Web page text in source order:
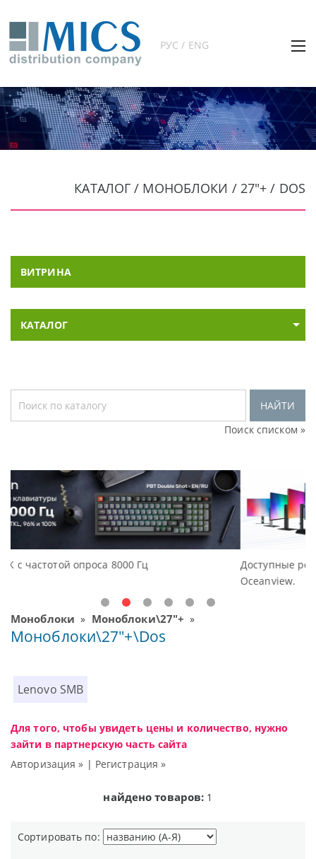
РУС / ENG
КАТАЛОГ / МОНОБЛОКИ / 27"+ / DOS
ВИТРИНА
КАТАЛОГ
НАЙТИ
Поиск списком »
Доступные решения начального уровня,
Моноблоки » Моноблоки\27"+ »
Моноблоки\27"+\Dos
Lenovo SMB
Для того, чтобы увидеть цены и количество, нужно
зайти в партнерскую часть сайта
Авторизация » | Регистрация »
найдено товаров: 1
Сортировать по: